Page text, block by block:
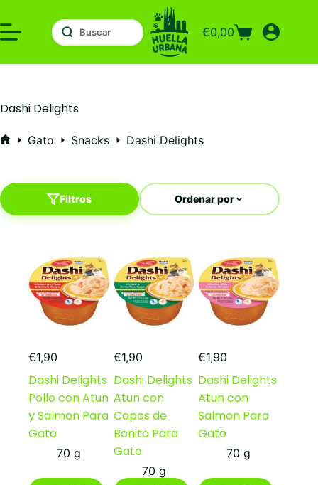
al
contenido
Carro
compra
€0,00
Dashi Delights
Gato Snacks Dashi Delights
Filtros Ordenar por
€1,90
Dashi Delights
Pollo con Atun
y Salmon Para
Gato
70 g
€1,90
Dashi Delights
Atun con
Copos de
Bonito Para
Gato
70 g
€1,90
Dashi Delights
Atun con
Salmon Para
Gato
70 g